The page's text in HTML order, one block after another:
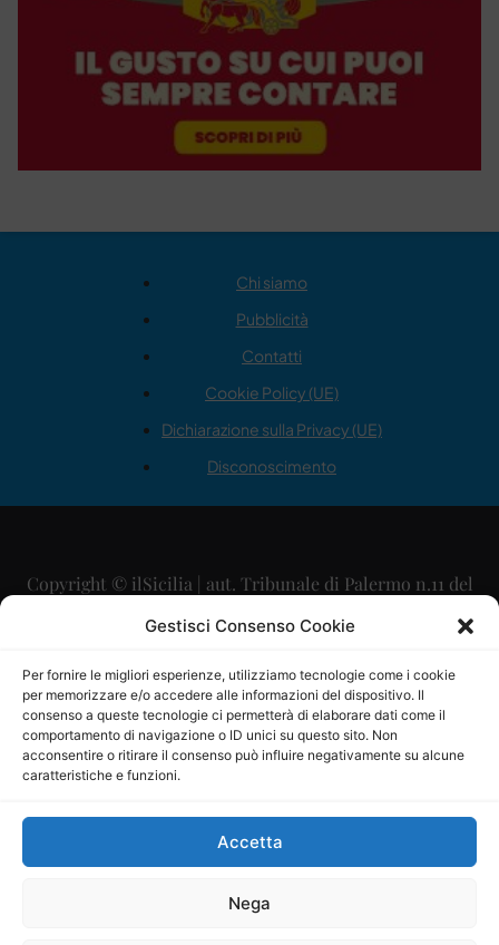
Gestisci Consenso Cookie
Per fornire le migliori esperienze, utilizziamo tecnologie come i cookie
per memorizzare e/o accedere alle informazioni del dispositivo. Il
consenso a queste tecnologie ci permetterà di elaborare dati come il
comportamento di navigazione o ID unici su questo sito. Non
acconsentire o ritirare il consenso può influire negativamente su alcune
caratteristiche e funzioni.
Accetta
Nega
Chi siamo
Pubblicità
Contatti
Cookie Policy (UE)
Dichiarazione sulla Privacy (UE)
Disconoscimento
Copyright © ilSicilia | aut. Tribunale di Palermo n.11 del
29/09/2015
Direttore Editoriale: Maurizio Scaglione
Direttore Responsabile: Maria Calabrese
P.IVA: 06334930820
Mercurio Comunicazione Società Cooperativa a r.l. è
iscritta al Registro degli Operatori di Comunicazione al